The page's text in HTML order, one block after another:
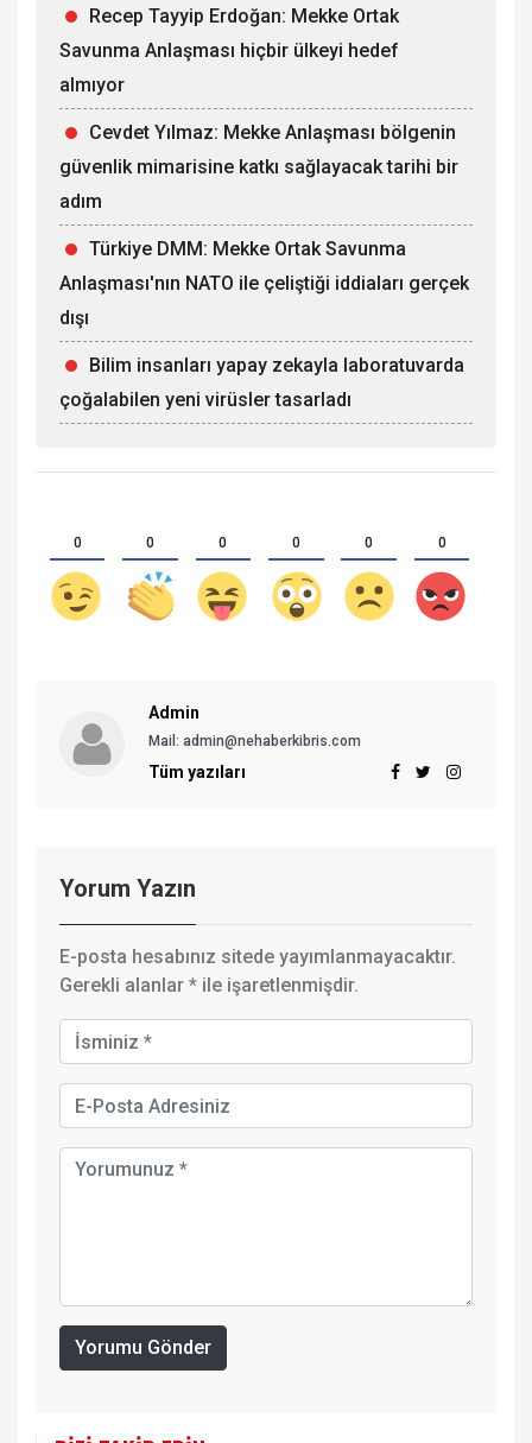
Recep Tayyip Erdoğan: Mekke Ortak
Savunma Anlaşması hiçbir ülkeyi hedef
almıyor
Cevdet Yılmaz: Mekke Anlaşması bölgenin
güvenlik mimarisine katkı sağlayacak tarihi bir
adım
Türkiye DMM: Mekke Ortak Savunma
Anlaşması'nın NATO ile çeliştiği iddiaları gerçek
dışı
Bilim insanları yapay zekayla laboratuvarda
çoğalabilen yeni virüsler tasarladı
0 0 0 0 0 0
Admin
Mail: admin@nehaberkibris.com
Tüm yazıları
Yorum Yazın
E-posta hesabınız sitede yayımlanmayacaktır.
Gerekli alanlar * ile işaretlenmişdir.
Yorumu Gönder